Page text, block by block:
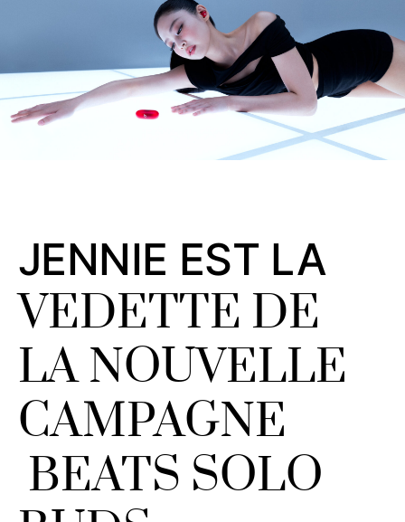
JENNIE EST LA
VEDETTE DE
LA NOUVELLE
CAMPAGNE
BEATS SOLO